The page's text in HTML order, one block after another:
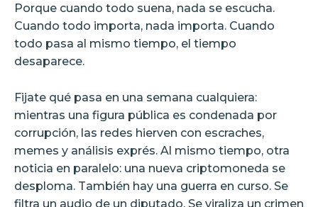
Porque cuando todo suena, nada se escucha.
Cuando todo importa, nada importa. Cuando
todo pasa al mismo tiempo, el tiempo
desaparece.
Fijate qué pasa en una semana cualquiera:
mientras una figura pública es condenada por
corrupción, las redes hierven con escraches,
memes y análisis exprés. Al mismo tiempo, otra
noticia en paralelo: una nueva criptomoneda se
desploma. También hay una guerra en curso. Se
filtra un audio de un diputado. Se viraliza un crimen